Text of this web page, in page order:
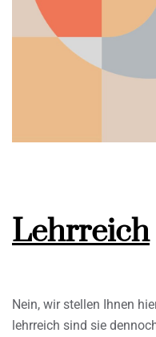
Lehrreich
Nein, wir stellen Ihnen
lehrreich sind sie